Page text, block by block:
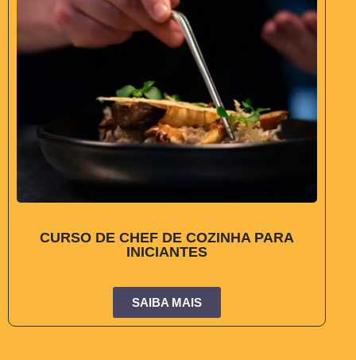
CURSO DE CHEF DE COZINHA PARA
INICIANTES
SAIBA MAIS